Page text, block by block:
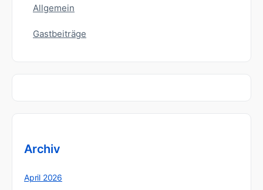
Allgemein
Gastbeiträge
Archiv
April 2026